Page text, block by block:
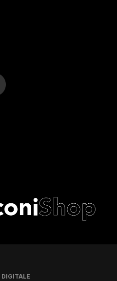
DIGITALE